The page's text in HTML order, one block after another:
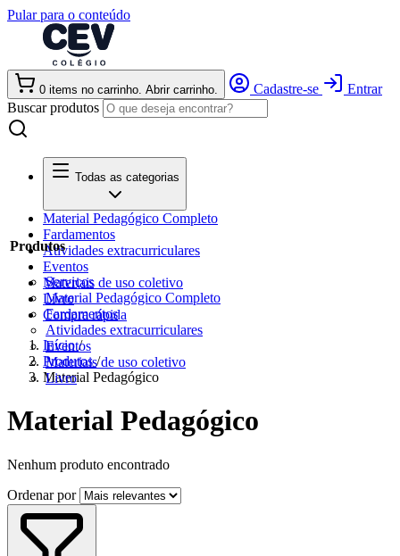
Pular para o conteúdo
0 items no carrinho. Abrir carrinho. Cadastre-se
Entrar
Buscar produtos
Todas as categorias
Produtos
Serviços
Material Pedagógico Completo
Fardamentos
Atividades extracurriculares
Eventos
Materiais de uso coletivo
Livro
Material Pedagógico Completo
Fardamentos
Atividades extracurriculares
Eventos
Materiais de uso coletivo
Livro
Compra rápida
Início/
Produtos/
Material Pedagógico
Material Pedagógico
Nenhum produto encontrado
Ordenar por